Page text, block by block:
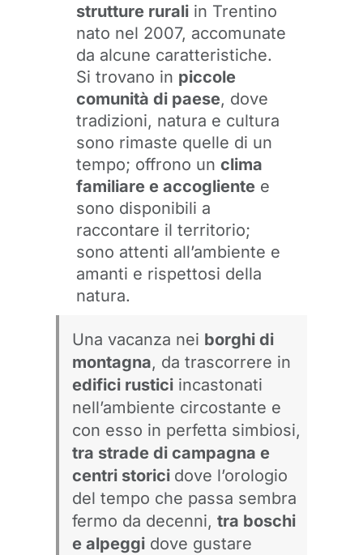
strutture ruraliin Trentino
nato nel 2007, accomunate
da alcune caratteristiche.
Si trovano in piccole
comunità di paese, dove
tradizioni, natura e cultura
sono rimaste quelle di un
tempo; offrono un clima
familiare e accoglientee
sono disponibili a
raccontare il territorio;
sono attenti all’ambiente e
amanti e rispettosi della
natura.
Una vacanza nei borghi di
montagna, da trascorrere in
edifici rustici incastonati
nell’ambiente circostante e
con esso in perfetta simbiosi,
tra strade di campagna e
centri storici dove l’orologio
del tempo che passa sembra
fermo da decenni, tra boschi
e alpeggi dove gustare